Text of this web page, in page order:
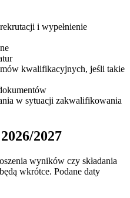
i wypełnienie
kwalifikacyjnych, jeśli takie
w sytuacji zakwalifikowania
2027
wyników czy składania
wkrótce. Podane daty